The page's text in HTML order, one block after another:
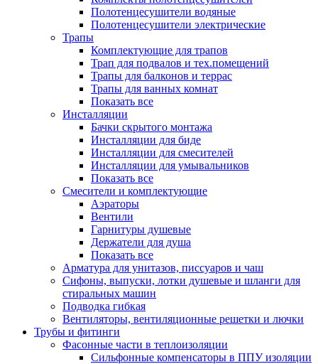
Полотенцесушители водяные
Полотенцесушители электрические
Трапы
Комплектующие для трапов
Трап для подвалов и тех.помещений
Трапы для балконов и террас
Трапы для ванных комнат
Показать все
Инсталляции
Бачки скрытого монтажа
Инсталляции для биде
Инсталляции для смесителей
Инсталляции для умывальников
Показать все
Смесители и комплектующие
Аэраторы
Вентили
Гарнитуры душевые
Держатели для душа
Показать все
Арматура для унитазов, писсуаров и чаш
Сифоны, выпуски, лотки душевые и шланги для
стиральных машин
Подводка гибкая
Вентиляторы, вентиляционные решетки и лючки
Трубы и фитинги
Фасонные части в теплоизоляции
Cильфонные компенсаторы в ППУ изоляции